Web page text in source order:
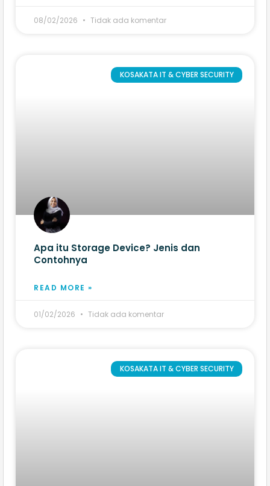
08/02/2026 Tidak ada komentar
KOSAKATA IT & CYBER SECURITY
Apa itu Storage Device? Jenis dan
Contohnya
READ MORE »
01/02/2026 Tidak ada komentar
KOSAKATA IT & CYBER SECURITY